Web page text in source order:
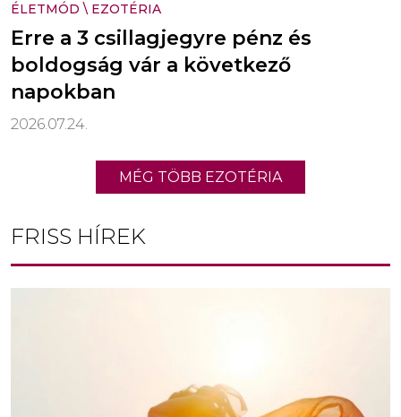
ÉLETMÓD \ EZOTÉRIA
Erre a 3 csillagjegyre pénz és
boldogság vár a következő
napokban
2026.07.24.
MÉG TÖBB EZOTÉRIA
FRISS HÍREK